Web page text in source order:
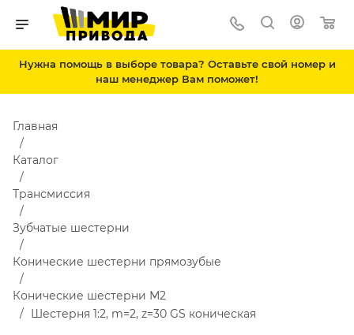
Нужна помощь в выборе товара? Оставьте свой номер и
наш менеджер Вам поможет!
Главная
Каталог
Трансмиссия
Зубчатые шестерни
Конические шестерни прямозубые
Конические шестерни М2
Шестерня 1:2, m=2, z=30 GS коническая